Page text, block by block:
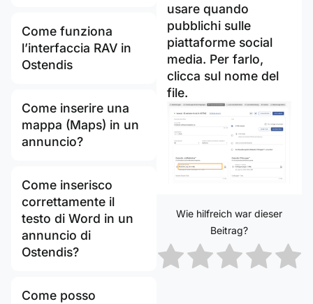
Come funziona
l’interfaccia RAV in
Ostendis
Come inserire una
mappa (Maps) in un
annuncio?
Come inserisco
correttamente il
testo di Word in un
annuncio di
Ostendis?
Come posso
usare quando
pubblichi sulle
piattaforme social
media. Per farlo,
clicca sul nome del
file.
Wie hilfreich war dieser
Beitrag?